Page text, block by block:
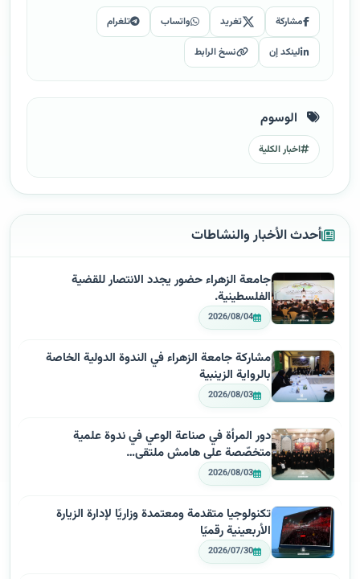
مشاركة تغريد واتساب تلغرام
لينكد إن نسخ الرابط
الوسوم
اخبار الكلية
أحدث الأخبار والنشاطات
جامعة الزهراء حضور يجدد الانتصار للقضية
الفلسطينية.
2026/08/04
مشاركة جامعة الزهراء في الندوة الدولية الخاصة
بالرواية الزينبية
2026/08/03
دور المرأة في صناعة الوعي في ندوة علمية
متخصّصة على هامش ملتقى…
2026/08/03
تكنولوجيا متقدمة ومعتمدة وزاريًا لإدارة الزيارة
الأربعينية رقميًا
2026/07/30